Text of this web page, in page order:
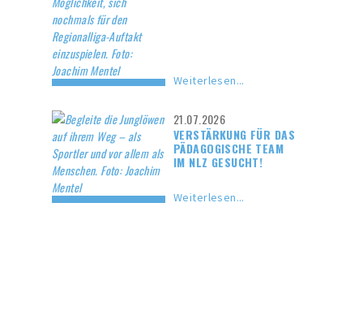
Weiterlesen...
21.07.2026
VERSTÄRKUNG FÜR DAS
PÄDAGOGISCHE TEAM
IM NLZ GESUCHT!
Weiterlesen...